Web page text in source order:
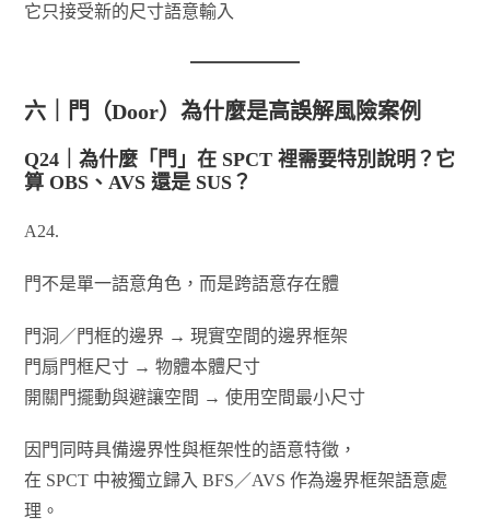
它只接受新的尺寸語意輸入
六｜門（Door）為什麼是高誤解風險案例
Q24｜為什麼「門」在 SPCT 裡需要特別說明？它
算 OBS、AVS 還是 SUS？
A24.
門不是單一語意角色，而是跨語意存在體
門洞／門框的邊界 → 現實空間的邊界框架
門扇門框尺寸 → 物體本體尺寸
開關門擺動與避讓空間 → 使用空間最小尺寸
因門同時具備邊界性與框架性的語意特徵，
在 SPCT 中被獨立歸入 BFS／AVS 作為邊界框架語意處
理。